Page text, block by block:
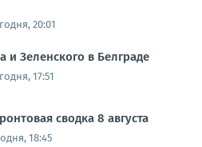
20:01
и Зеленского в Белграде
17:51
сводка 8 августа
18:45